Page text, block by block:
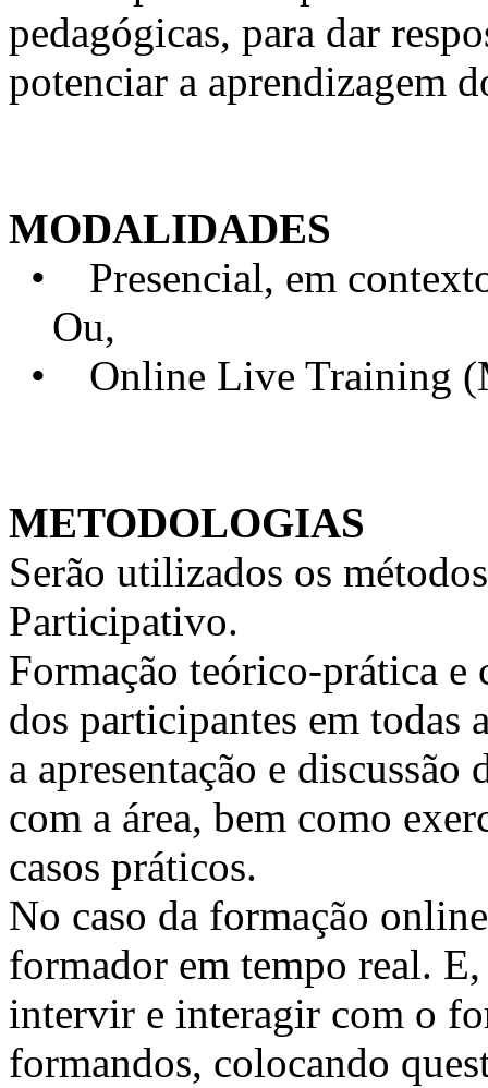
pedagógicas, para dar
potenciar a aprendizagem
MODALIDADES
• Presencial, em
Ou,
• Online Live Training
METODOLOGIAS
Serão utilizados os
Participativo.
Formação teórico-prática e
dos participantes em todas
a apresentação e
com a área, bem como
casos práticos.
No caso da formação
formador em tempo real.
intervir e interagir com o
formandos, colocando